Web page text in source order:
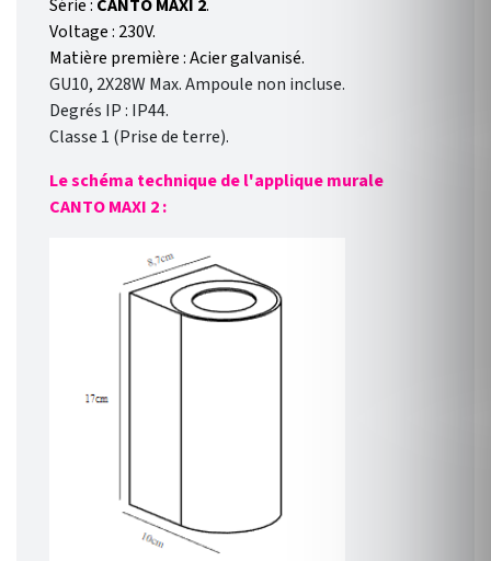
Série : CANTO MAXI 2.
Voltage : 230V.
Matière première : Acier galvanisé.
GU10, 2X28W Max. Ampoule non incluse.
Degrés IP : IP44.
Classe 1 (Prise de terre).
Le schéma technique de l'applique murale
CANTO MAXI 2 :